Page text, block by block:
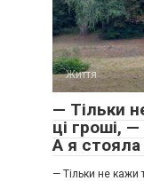
Життя
— Тільки
ці гроші,
А я стояла
— Тільки не кажи